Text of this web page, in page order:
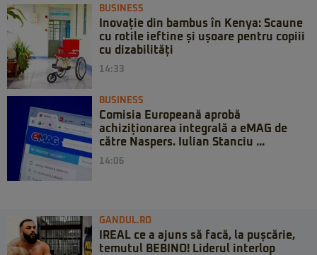
BUSINESS
Inovație din bambus în Kenya: Scaune
cu rotile ieftine și ușoare pentru copiii
cu dizabilități
14:33
BUSINESS
Comisia Europeană aprobă
achiziționarea integrală a eMAG de
către Naspers. Iulian Stanciu ...
14:06
GANDUL.RO
IREAL ce a ajuns să facă, la pușcărie,
temutul BEBINO! Liderul interlop